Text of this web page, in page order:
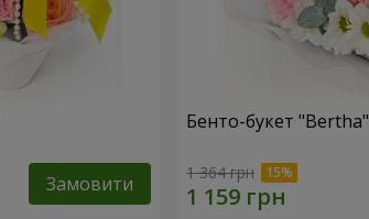
Замовити
Бенто-букет "Bertha"
1 364 грн